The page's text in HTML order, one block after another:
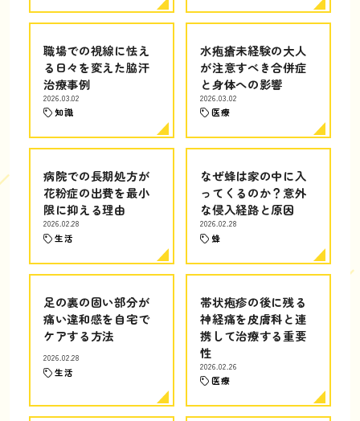
職場での視線に怯え
る日々を変えた脇汗
治療事例
2026.03.02
知識
水疱瘡未経験の大人
が注意すべき合併症
と身体への影響
2026.03.02
医療
病院での長期処方が
花粉症の出費を最小
限に抑える理由
2026.02.28
生活
なぜ蜂は家の中に入
ってくるのか？意外
な侵入経路と原因
2026.02.28
蜂
足の裏の固い部分が
痛い違和感を自宅で
ケアする方法
2026.02.28
生活
帯状疱疹の後に残る
神経痛を皮膚科と連
携して治療する重要
性
2026.02.26
医療